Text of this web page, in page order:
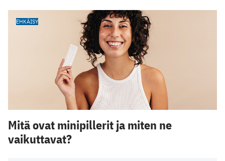
EHKÄISY
Mitä ovat minipillerit ja miten ne
vaikuttavat?